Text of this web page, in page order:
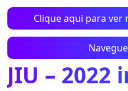
Clique aqui para ver
JIU – 2022